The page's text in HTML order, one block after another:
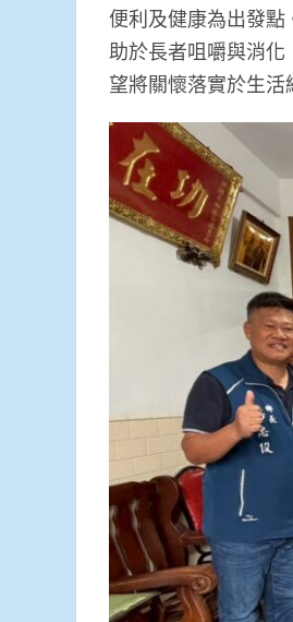
便利及健康為出發
助於長者咀嚼與消
望將關懷落實於生活